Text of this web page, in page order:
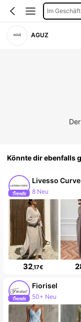
Im
AGUZ
Könnte dir ebenfalls
Livesso Curve
266% Anstieg
32,17€
Fiorisel
24% Anstieg